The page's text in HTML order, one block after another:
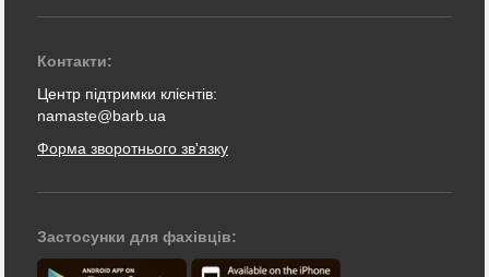
Контакти:
Центр підтримки клієнтів:
namaste@barb.ua
Форма зворотнього зв'язку
Застосунки для фахівців: